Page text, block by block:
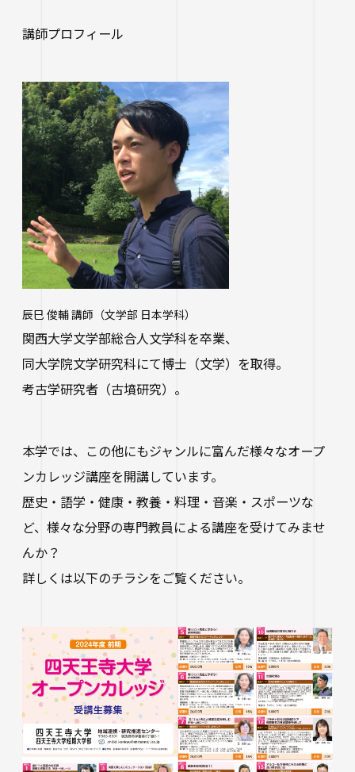
講師プロフィール
辰巳 俊輔 講師（文学部 日本学科）
関西大学文学部総合人文学科を卒業、
同大学院文学研究科にて博士（文学）を取得。
考古学研究者（古墳研究）。
本学では、この他にもジャンルに富んだ様々なオープ
ンカレッジ講座を開講しています。
歴史・語学・健康・教養・料理・音楽・スポーツな
ど、様々な分野の専門教員による講座を受けてみませ
んか？
詳しくは以下のチラシをご覧ください。